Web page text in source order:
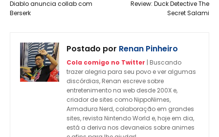
Review: Duck Detective The
Secret Salami
Diablo anuncia collab com
Berserk
Postado por Renan Pinheiro
Cola comigo no Twitter | Buscando
trazer alegria para seu povo e ver algumas
discórdias, Renan escreve sobre
entretenimento na web desde 200X e,
criador de sites como NippoNimes,
Armadura Nerd, colaboração em grandes
sites, revista Nintendo World e, hoje em dia,
está a deriva nos devaneios sobre animes